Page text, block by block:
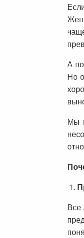
А
Но
Мы
Все